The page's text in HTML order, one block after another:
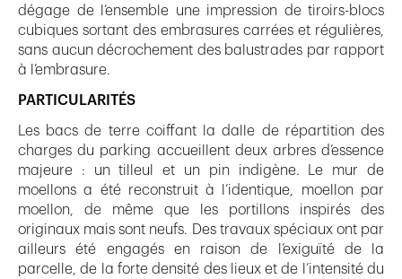
dégage de l’ensemble une impression de tiroirs-blocs
cubiques sortant des embrasures carrées et régulières,
sans aucun décrochement des balustrades par rapport
à l’embrasure.
PARTICULARITÉS
Les bacs de terre coiffant la dalle de répartition des
charges du parking accueillent deux arbres d’essence
majeure : un tilleul et un pin indigène. Le mur de
moellons a été reconstruit à l’identique, moellon par
moellon, de même que les portillons inspirés des
originaux mais sont neufs. Des travaux spéciaux ont par
ailleurs été engagés en raison de l’exiguïté de la
parcelle, de la forte densité des lieux et de l’intensité du